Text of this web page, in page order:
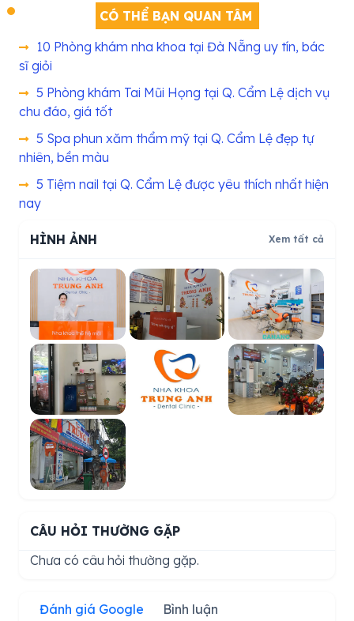
CÓ THỂ BẠN QUAN TÂM
10 Phòng khám nha khoa tại Đà Nẵng uy tín, bác
sĩ giỏi
5 Phòng khám Tai Mũi Họng tại Q. Cẩm Lệ dịch vụ
chu đáo, giá tốt
5 Spa phun xăm thẩm mỹ tại Q. Cẩm Lệ đẹp tự
nhiên, bền màu
5 Tiệm nail tại Q. Cẩm Lệ được yêu thích nhất hiện
nay
HÌNH ẢNH Xem tất cả
CÂU HỎI THƯỜNG GẶP
Chưa có câu hỏi thường gặp.
Đánh giá Google Bình luận